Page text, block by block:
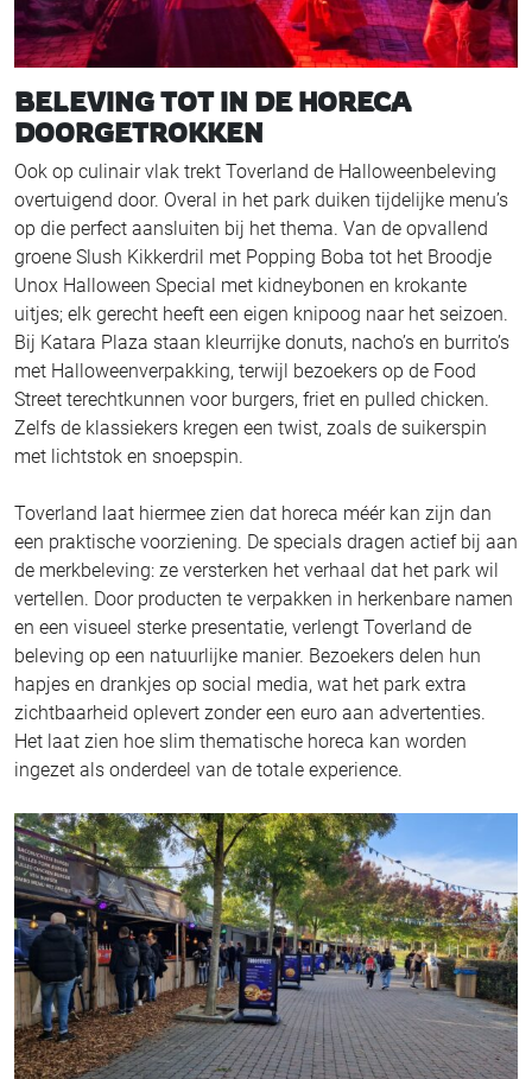
BELEVING TOT IN DE HORECA
DOORGETROKKEN
Ook op culinair vlak trekt Toverland de Halloweenbeleving
overtuigend door. Overal in het park duiken tijdelijke menu’s
op die perfect aansluiten bij het thema. Van de opvallend
groene Slush Kikkerdril met Popping Boba tot het Broodje
Unox Halloween Special met kidneybonen en krokante
uitjes; elk gerecht heeft een eigen knipoog naar het seizoen.
Bij Katara Plaza staan kleurrijke donuts, nacho’s en burrito’s
met Halloweenverpakking, terwijl bezoekers op de Food
Street terechtkunnen voor burgers, friet en pulled chicken.
Zelfs de klassiekers kregen een twist, zoals de suikerspin
met lichtstok en snoepspin.
Toverland laat hiermee zien dat horeca méér kan zijn dan
een praktische voorziening. De specials dragen actief bij aan
de merkbeleving: ze versterken het verhaal dat het park wil
vertellen. Door producten te verpakken in herkenbare namen
en een visueel sterke presentatie, verlengt Toverland de
beleving op een natuurlijke manier. Bezoekers delen hun
hapjes en drankjes op social media, wat het park extra
zichtbaarheid oplevert zonder een euro aan advertenties.
Het laat zien hoe slim thematische horeca kan worden
ingezet als onderdeel van de totale experience.